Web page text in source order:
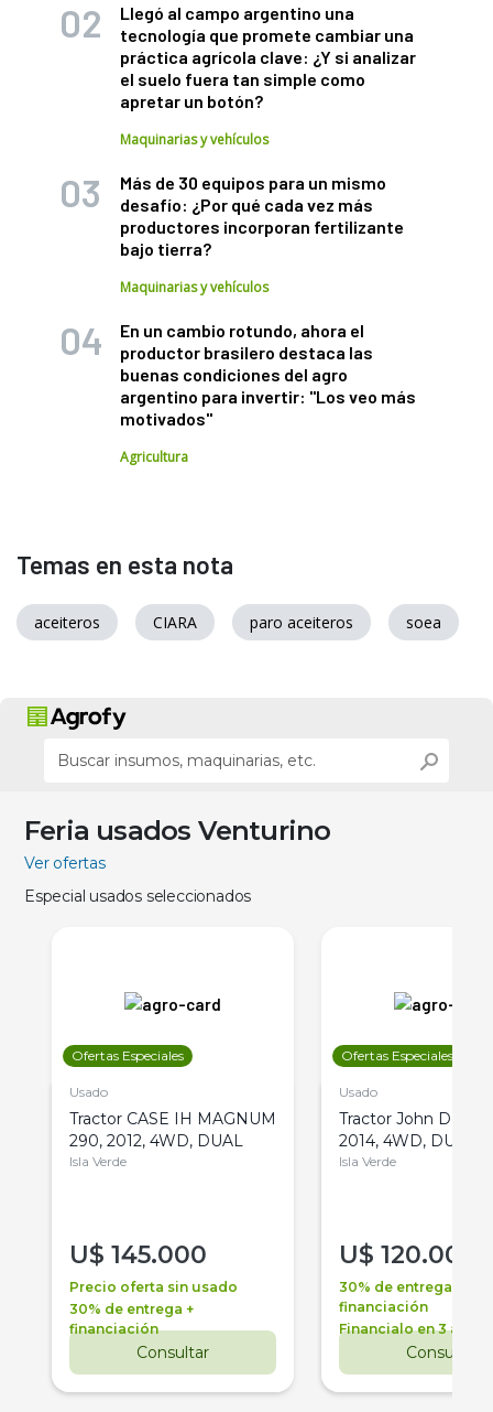
Llegó al campo argentino una
tecnología que promete cambiar una
práctica agrícola clave: ¿Y si analizar
el suelo fuera tan simple como
apretar un botón?
Maquinarias y vehículos
Más de 30 equipos para un mismo
desafío: ¿Por qué cada vez más
productores incorporan fertilizante
bajo tierra?
Maquinarias y vehículos
En un cambio rotundo, ahora el
productor brasilero destaca las
buenas condiciones del agro
argentino para invertir: "Los veo más
motivados"
Agricultura
Temas en esta nota
aceiteros CIARA paro aceiteros soea
Feria usados Venturino
Ver ofertas
Especial usados seleccionados
Ofertas Especiales
Usado
Tractor CASE IH MAGNUM
290, 2012, 4WD, DUAL
Isla Verde
U$ 145.000
Precio oferta sin usado
30% de entrega +
financiación
Consultar
Ofertas Especiales
Usado
Tractor John Deere
2014, 4WD, DUAL
Isla Verde
U$ 120.000
30% de entrega +
financiación
Financialo en 3 años
Consultar